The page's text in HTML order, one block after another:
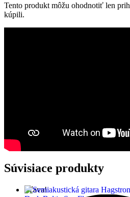
Tento produkt môžu ohodnotiť len
kúpili.
Súvisiace produkty
Zľava!